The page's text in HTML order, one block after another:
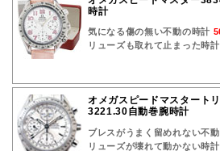
時計
気になる傷の無い不動の時計
リューズも取れて止まった時
オメガスピードマスタート
3221.30自動巻腕時計
ブレスがうまく留めれない不
リューズが壊れて動かない時